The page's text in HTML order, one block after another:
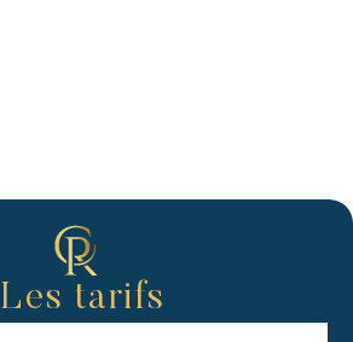
Les tarifs